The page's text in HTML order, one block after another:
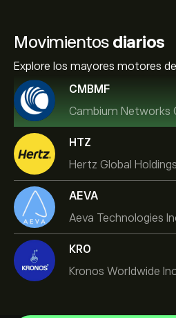
Movimientos diarios
Explore los mayores motores
CMBMF
Cambium Networks
HTZ
Hertz Global
AEVA
Aeva Technologies
KRO
Kronos Worldwide